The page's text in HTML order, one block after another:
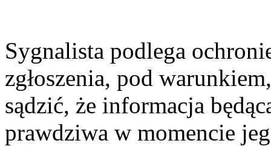
Sygnalista podlega
zgłoszenia, pod
sądzić, że informacja
prawdziwa w momencie